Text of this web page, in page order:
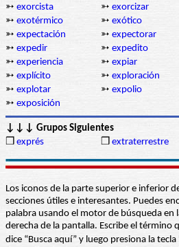
➳ exorcista ➳ exorcizar
➳ exotérmico ➳ exótico
➳ expectación ➳ expectorar
➳ expedir ➳ expedito
➳ experiencia ➳ expiar
➳ explícito ➳ exploración
➳ explotar ➳ expolio
➳ exposición
↓↓↓ Grupos Siguientes
❒ exprés ❒ extraterrestre
Los iconos de la parte superior e inferior
secciones útiles e interesantes. Puedes
palabra usando el motor de búsqueda en
derecha de la pantalla. Escribe el término
dice “Busca aquí” y luego presiona la